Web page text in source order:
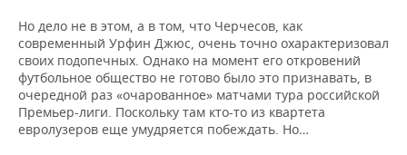
Но дело не в этом, а в том, что Черчесов, как
современный Урфин Джюс, очень точно охарактеризовал
своих подопечных. Однако на момент его откровений
футбольное общество не готово было это признавать, в
очередной раз «очарованное» матчами тура российской
Премьер-лиги. Поскольку там кто-то из квартета
евролузеров еще умудряется побеждать. Но…